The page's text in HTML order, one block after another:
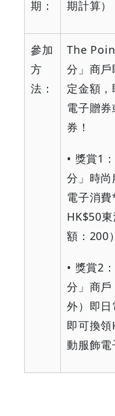
期：
期計算）
參加
方
法：
The
分」商
定金額
電子贈
券！
• 獎賞1
分」時尚
電子消費
HK$50
額： 200）
• 獎賞2
分」商
外）即
即可換領
動服飾電